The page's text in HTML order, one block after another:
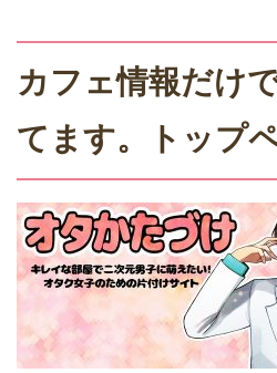
カフェ情報だけ
てます。トップ